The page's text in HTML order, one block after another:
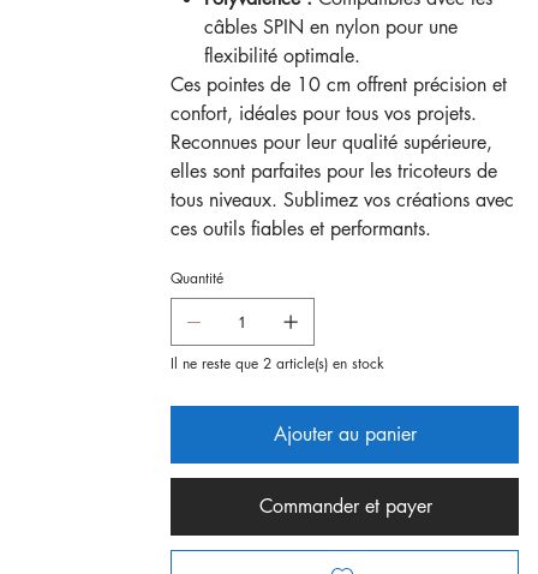
câbles SPIN en nylon pour une
flexibilité optimale.
Ces pointes de 10 cm offrent précision et
confort, idéales pour tous vos projets.
Reconnues pour leur qualité supérieure,
elles sont parfaites pour les tricoteurs de
tous niveaux. Sublimez vos créations avec
ces outils fiables et performants.
Quantité
Il ne reste que 2 article(s) en stock
Ajouter au panier
Commander et payer